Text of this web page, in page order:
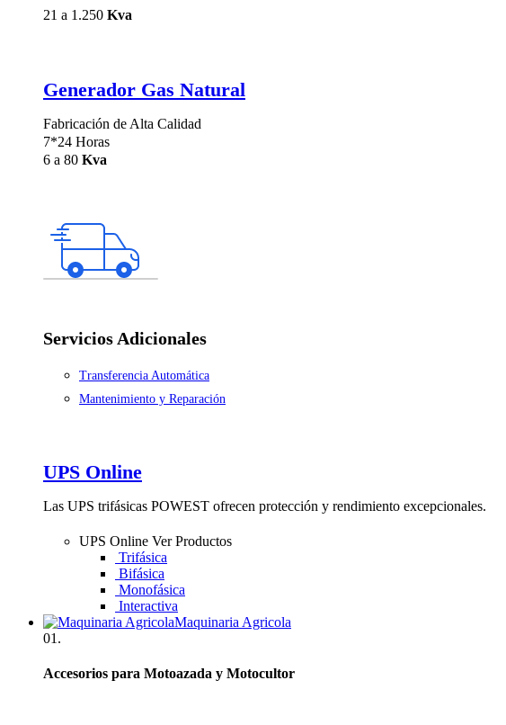
21 a 1.250 Kva
Generador Gas Natural
Fabricación de Alta Calidad
7*24 Horas
6 a 80 Kva
Servicios Adicionales
Transferencia Automática
Mantenimiento y Reparación
UPS Online
Las UPS trifásicas POWEST ofrecen protección y rendimiento excepcionales.
UPS Online Ver Productos
Trifásica
Bifásica
Monofásica
Interactiva
Maquinaria Agricola
01.
Accesorios para Motoazada y Motocultor